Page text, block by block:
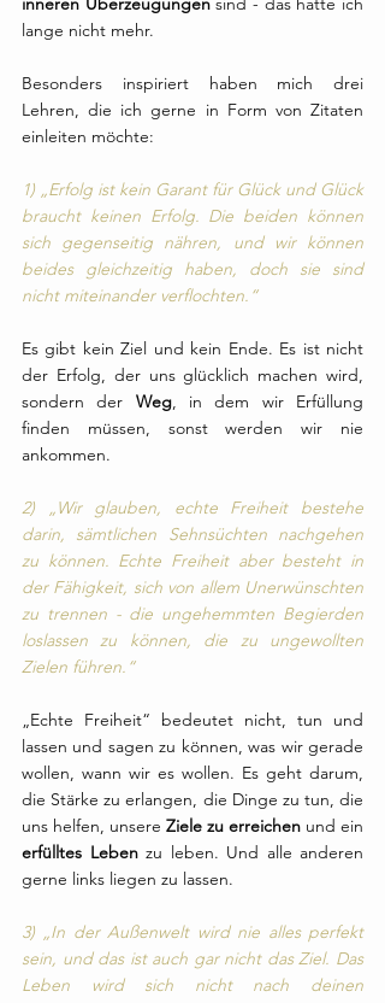
lange nicht mehr.
Besonders inspiriert haben mich drei
Lehren, die ich gerne in Form von Zitaten
einleiten möchte:
1) „Erfolg ist kein Garant für Glück und Glück
braucht keinen Erfolg. Die beiden können
sich gegenseitig nähren, und wir können
beides gleichzeitig haben, doch sie sind
nicht miteinander verflochten.“
Es gibt kein Ziel und kein Ende. Es ist nicht
der Erfolg, der uns glücklich machen wird,
sondern der Weg, in dem wir Erfüllung
finden müssen, sonst werden wir nie
ankommen.
2) „Wir glauben, echte Freiheit bestehe
darin, sämtlichen Sehnsüchten nachgehen
zu können. Echte Freiheit aber besteht in
der Fähigkeit, sich von allem Unerwünschten
zu trennen - die ungehemmten Begierden
loslassen zu können, die zu ungewollten
Zielen führen.“
„Echte Freiheit“ bedeutet nicht, tun und
lassen und sagen zu können, was wir gerade
wollen, wann wir es wollen. Es geht darum,
die Stärke zu erlangen, die Dinge zu tun, die
uns helfen, unsere Ziele zu erreichen
erfülltes Leben zu leben. Und alle anderen
gerne links liegen zu lassen.
3) „In der Außenwelt wird nie alles perfekt
sein, und das ist auch gar nicht das Ziel. Das
Leben wird sich nicht nach deinen